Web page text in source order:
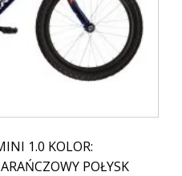
1.0 KOLOR:
POŁYSK